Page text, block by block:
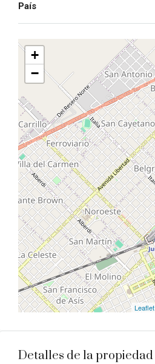
País
+
−
Leaflet
Detalles de la propiedad